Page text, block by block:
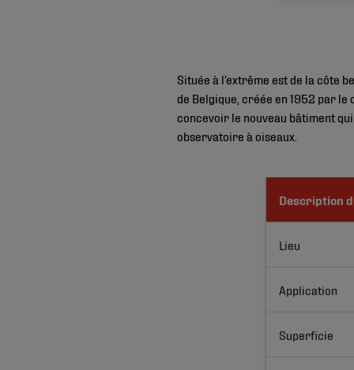
Située à l’extrême est de la côte
de Belgique, créée en 1952 par
concevoir le nouveau bâtiment
observatoire à oiseaux.
Description
Lieu
Application
Superficie